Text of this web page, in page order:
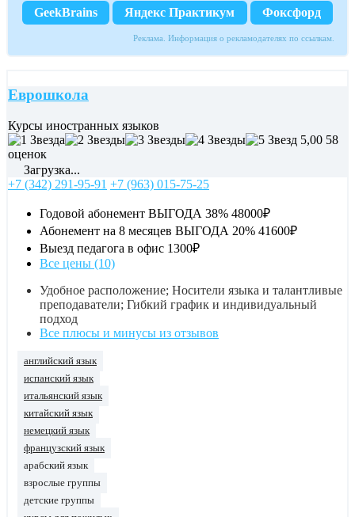
GeekBrains Яндекс Практикум Фоксфорд
Реклама. Информация о рекламодателях по ссылкам.
Еврошкола
Курсы иностранных языков
5,00 58
оценок
Загрузка...
+7 (342) 291-95-91 +7 (963) 015-75-25
Годовой абонемент ВЫГОДА 38% 48000₽
Абонемент на 8 месяцев ВЫГОДА 20% 41600₽
Выезд педагога в офис 1300₽
Все цены (10)
Удобное расположение; Носители языка и талантливые
преподаватели; Гибкий график и индивидуальный
подход
Все плюсы и минусы из отзывов
английский язык
испанский язык
итальянский язык
китайский язык
немецкий язык
французский язык
арабский язык
взрослые группы
детские группы